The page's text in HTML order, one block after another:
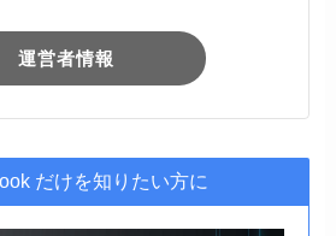
運営者情報
だけを知りたい方に